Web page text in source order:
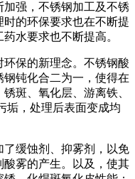
强，不锈钢加工及不锈
的环保要求也在不断提
水要求也不断提高。
保的新理念。不锈钢酸
钝化合二为一，使得在
斑、氧化层、游离铁、
垢，处理后表面变成均
缓蚀剂、抑雾剂，以免
雾的产生。以及，使其